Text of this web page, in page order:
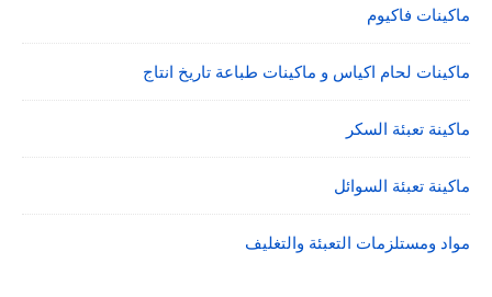
ماكينات فاكيوم
ماكينات لحام اكياس و ماكينات طباعة تاريخ انتاج
ماكينة تعبئة السكر
ماكينة تعبئة السوائل
مواد ومستلزمات التعبئة والتغليف